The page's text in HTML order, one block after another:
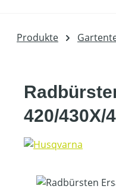
Produkte
420/430X/
Bildergalerie